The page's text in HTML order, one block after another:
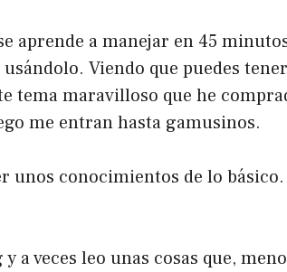
aprende a manejar en 45
Viendo que puedes
maravilloso que he
me entran hasta gamusinos.
unos conocimientos de lo
veces leo unas cosas que,